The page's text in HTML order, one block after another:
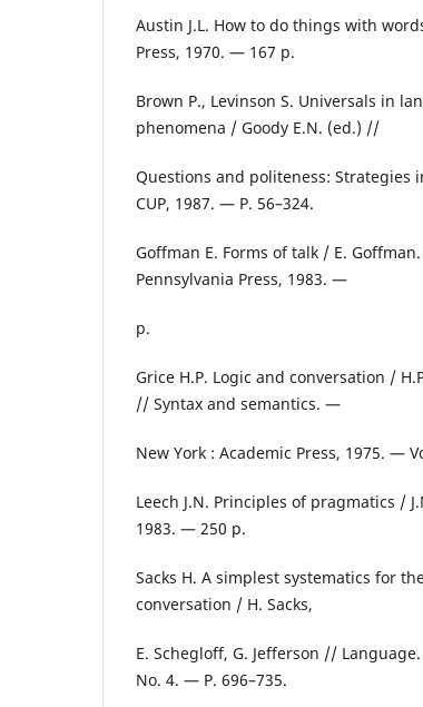
Austin J.L. How to do things with
Press, 1970. — 167 p.
Brown P., Levinson S. Universals in
phenomena / Goody E.N. (ed.) //
Questions and politeness:
CUP, 1987. — P. 56–324.
Goffman E. Forms of talk / E.
Pennsylvania Press, 1983. —
p.
Grice H.P. Logic and conversation /
// Syntax and semantics. —
New York : Academic Press, 1975. —
Leech J.N. Principles of pragmatics /
1983. — 250 p.
Sacks H. A simplest systematics for
conversation / H. Sacks,
E. Schegloff, G. Jefferson //
No. 4. — P. 696–735.